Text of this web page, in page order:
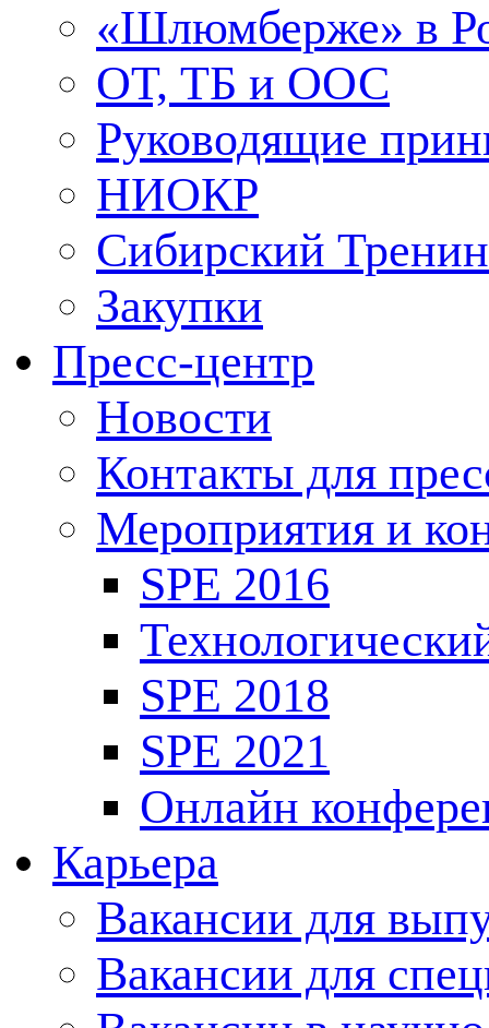
«Шлюмберже» в
ОТ, ТБ и ООС
Руководящие
НИОКР
Сибирский
Закупки
Пресс-центр
Новости
Контакты для
Мероприятия и
SPE 2016
SPE 2018
SPE 2021
Онлайн
Карьера
Вакансии для
Вакансии для